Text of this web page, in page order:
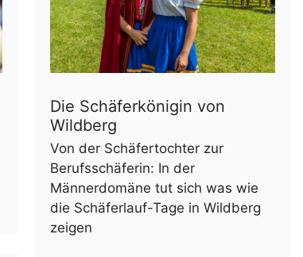
Die Schäferkönigin von
Wildberg
Von der Schäfertochter zur
Berufsschäferin: In der
Männerdomäne tut sich was wie
die Schäferlauf-Tage in Wildberg
zeigen